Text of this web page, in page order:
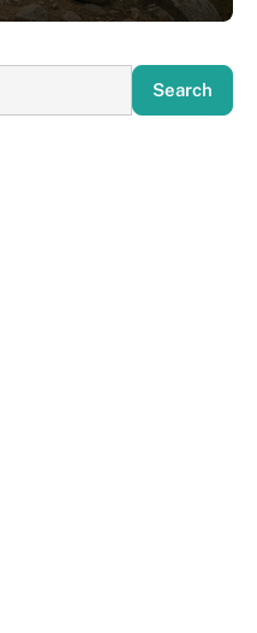
Search